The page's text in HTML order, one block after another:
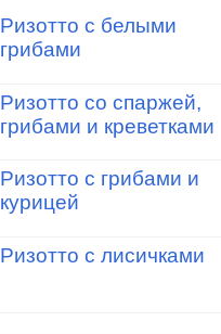
Ризотто с белыми
грибами
Ризотто со спаржей,
грибами и креветками
Ризотто с грибами и
курицей
Ризотто с лисичками